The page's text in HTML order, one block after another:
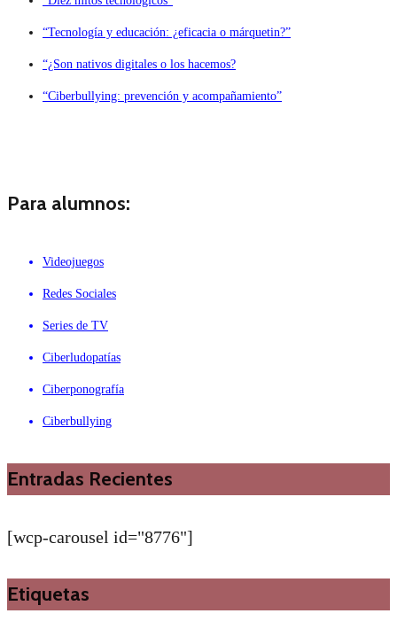
“Tecnología y educación: ¿eficacia o márquetin?”
“¿Son nativos digitales o los hacemos?
“Ciberbullying: prevención y acompañamiento”
Para alumnos:
Videojuegos
Redes Sociales
Series de TV
Ciberludopatías
Ciberponografía
Ciberbullying
Entradas Recientes
[wcp-carousel id="8776"]
Etiquetas